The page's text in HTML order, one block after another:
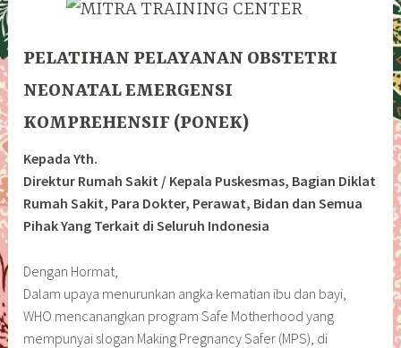
PELATIHAN PELAYANAN OBSTETRI
NEONATAL EMERGENSI
KOMPREHENSIF (PONEK)
Kepada Yth.
Direktur Rumah Sakit / Kepala Puskesmas, Bagian Diklat
Rumah Sakit, Para Dokter, Perawat, Bidan dan Semua
Pihak Yang Terkait di Seluruh Indonesia
Dengan Hormat,
Dalam upaya menurunkan angka kematian ibu dan bayi,
WHO mencanangkan program Safe Motherhood yang
mempunyai slogan Making Pregnancy Safer (MPS), di